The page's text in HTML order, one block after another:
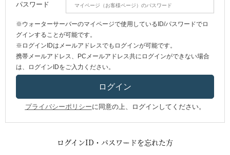
パスワード
※ウォーターサーバーのマイページで使用しているID/パスワードでロ
グインすることが可能です。
※ログインIDはメールアドレスでもログインが可能です。
携帯メールアドレス、PCメールアドレス共にログインができない場合
は、ログインIDをご入力ください。
プライバシーポリシーに同意の上、ログインしてください。
ログインID・パスワードを忘れた方